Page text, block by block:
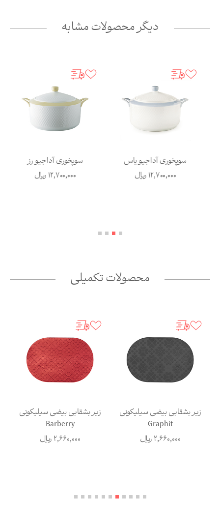
دیگر محصولات مشابه
سوپخوری آداجیو یاس
12,700,000ریال
سوپخوری آداجیو رز
12,700,000ریال
محصولات تکمیلی
زیر بشقابی بیضی سیلیکونی
Barberry
2,660,000ریال
زیر بشقابی بیضی سیلیکونی
Navi
2,660,000ریال